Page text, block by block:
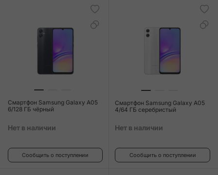
Смартфон Samsung Galaxy A05
6/128 ГБ чёрный
Нет в наличии
Сообщить о поступлении
Смартфон Samsung Galaxy A05
4/64 ГБ серебристый
Нет в наличии
Сообщить о поступлении